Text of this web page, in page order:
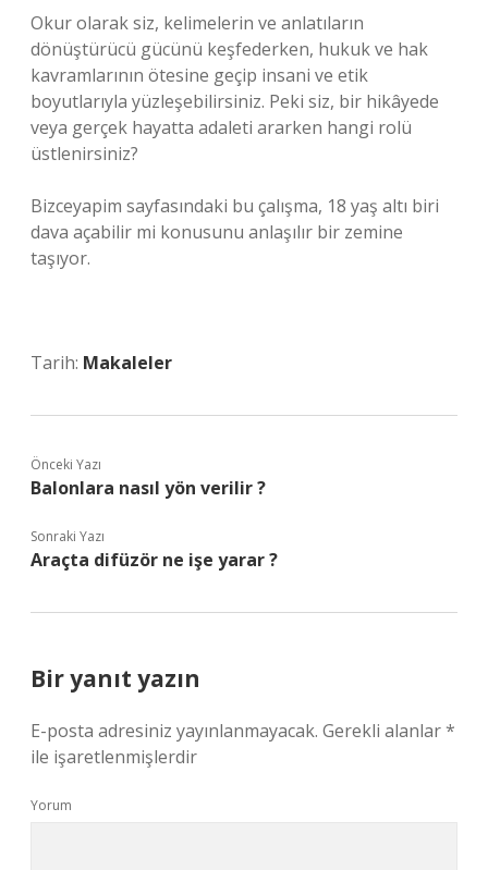
Okur olarak siz, kelimelerin ve anlatıların
dönüştürücü gücünü keşfederken, hukuk ve hak
kavramlarının ötesine geçip insani ve etik
boyutlarıyla yüzleşebilirsiniz. Peki siz, bir hikâyede
veya gerçek hayatta adaleti ararken hangi rolü
üstlenirsiniz?
Bizceyapim sayfasındaki bu çalışma, 18 yaş altı biri
dava açabilir mi konusunu anlaşılır bir zemine
taşıyor.
Tarih: Makaleler
Önceki Yazı
Balonlara nasıl yön verilir ?
Sonraki Yazı
Araçta difüzör ne işe yarar ?
Bir yanıt yazın
E-posta adresiniz yayınlanmayacak. Gerekli alanlar*
ile işaretlenmişlerdir
Yorum